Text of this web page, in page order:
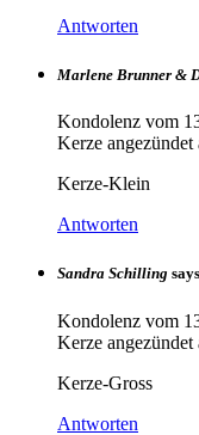
Antworten
Marlene Brunner &
Kondolenz vom
Kerze angezündet
Kerze-Klein
Antworten
Sandra Schilling
Kondolenz vom
Kerze angezündet
Kerze-Gross
Antworten